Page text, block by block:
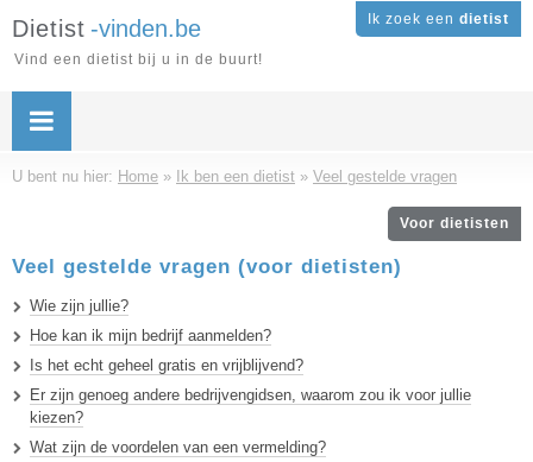
Ik zoek een dietist
Dietist -vinden.be
Vind een dietist bij u in de buurt!
U bent nu hier: Home » Ik ben een dietist » Veel gestelde vragen
Voor dietisten
Veel gestelde vragen (voor dietisten)
Wie zijn jullie?
Hoe kan ik mijn bedrijf aanmelden?
Is het echt geheel gratis en vrijblijvend?
Er zijn genoeg andere bedrijvengidsen, waarom zou ik voor jullie
kiezen?
Wat zijn de voordelen van een vermelding?